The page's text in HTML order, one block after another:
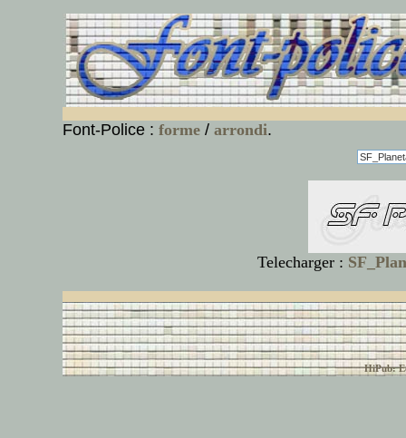
Font-Police : forme/ arrondi.
Telecharger :
HiPub: